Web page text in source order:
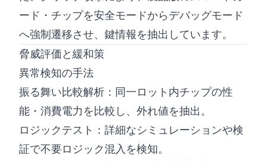
ード・チップを安全モードからデバッグモード
へ強制遷移させ、鍵情報を抽出しています。
脅威評価と緩和策
異常検知の手法
振る舞い比較解析：同一ロット内チップの性
能・消費電力を比較し、外れ値を抽出。
ロジックテスト：詳細なシミュレーションや検
証で不要ロジック混入を検知。